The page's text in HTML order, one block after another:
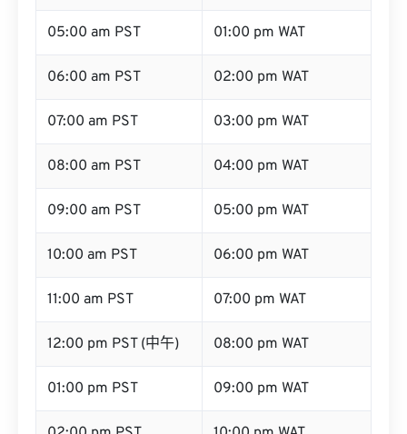
05:00 am PST 01:00 pm WAT
06:00 am PST 02:00 pm WAT
07:00 am PST 03:00 pm WAT
08:00 am PST 04:00 pm WAT
09:00 am PST 05:00 pm WAT
10:00 am PST 06:00 pm WAT
11:00 am PST 07:00 pm WAT
12:00 pm PST (中午) 08:00 pm WAT
01:00 pm PST 09:00 pm WAT